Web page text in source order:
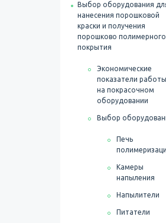
Выбор оборудования
нанесения порошковой
краски и получения
порошково полимерного
покрытия
Экономические
показатели работы
на покрасочном
оборудовании
Выбор
Печь
Камеры
напыления
Напылители
Питатели